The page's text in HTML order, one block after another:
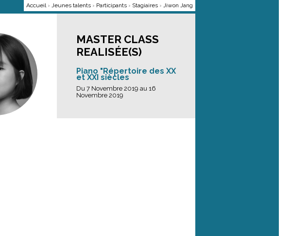
Accueil › Jeunes talents › Participants › Stagiaires › Jiwon Jang
MASTER CLASS
REALISÉE(S)
Piano "Répertoire des XX
et XXI siècles
Du 7 Novembre 2019 au 16
Novembre 2019